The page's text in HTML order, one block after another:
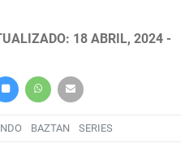
18 ABRIL, 2024 -
BAZTAN SERIES